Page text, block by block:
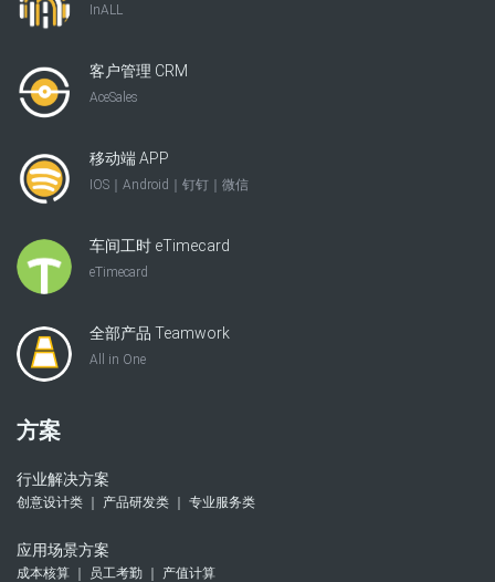
InALL
客户管理 CRM
AceSales
移动端 APP
IOS｜Android｜钉钉｜微信
车间工时 eTimecard
eTimecard
全部产品 Teamwork
All in One
方案
行业解决方案
创意设计类 ｜ 产品研发类 ｜ 专业服务类
应用场景方案
成本核算 ｜ 员工考勤 ｜ 产值计算